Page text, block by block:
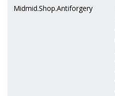
Midmid.Shop.Antiforgery